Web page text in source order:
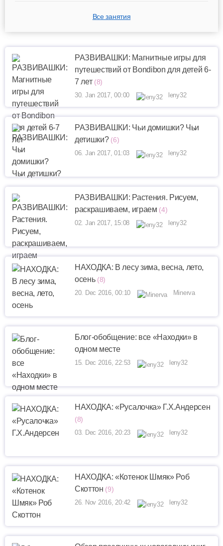
Все занятия
РАЗВИВАШКИ: Магнитные игры для
путешествий от Bondibon для детей 6-
7 лет (8)
30. Jan 2017, 00:00 leny32
РАЗВИВАШКИ: Чьи домишки? Чьи
детишки? (6)
06. Jan 2017, 01:03 leny32
РАЗВИВАШКИ: Растения. Рисуем,
раскрашиваем, играем (4)
02. Jan 2017, 15:08 leny32
НАХОДКА: В лесу зима, весна, лето,
осень (8)
20. Dec 2016, 00:10 Minerva
Блог-обобщение: все «Находки» в
одном месте
15. Dec 2016, 22:53 leny32
НАХОДКА: «Русалочка» Г.Х.Андерсен
(8)
03. Dec 2016, 20:23 leny32
НАХОДКА: «Котенок Шмяк» Роб
Скоттон (9)
26. Nov 2016, 20:42 leny32